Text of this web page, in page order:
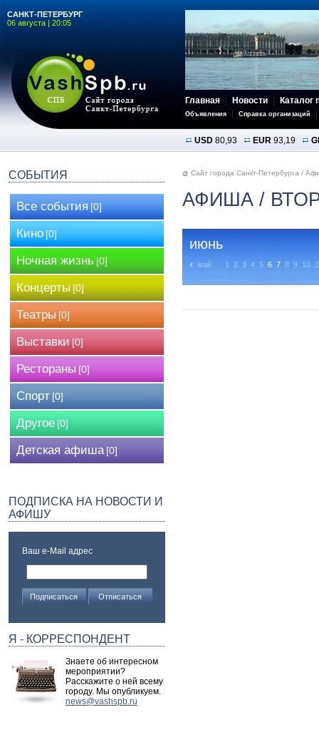
САНКТ-ПЕТЕРБУРГ
06 августа | 20:05
Главная Новости Каталог
Объявления Справка организаций
USD 80,93 EUR 93,19
СОБЫТИЯ
Все события[0]
Кино[0]
Ночная жизнь [0]
Концерты [0]
Театры [0]
Выставки [0]
Рестораны [0]
Спорт [0]
Другое [0]
Детская афиша [0]
ПОДПИСКА НА НОВОСТИ И
АФИШУ
Ваш e-Mail адрес
Я - КОРРЕСПОНДЕНТ
Знаете об интересном
мероприятии?
Расскажите о ней всему
городу. Мы опубликуем.
news@vashspb.ru
Сайт города Санкт-Петербурга /
АФИША /
июнь
май 1 2 3 4 5 6 7 8 9 10